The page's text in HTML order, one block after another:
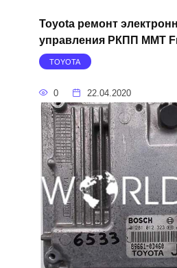
Toyota ремонт
управления РКПП MMT
TOYOTA
0 22.04.2020